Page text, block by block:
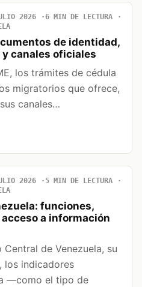
2026
6 MIN DE LECTURA
de identidad,
canales oficiales
los trámites de cédula
migratorios que ofrece,
canales…
2026
5 MIN DE LECTURA
funciones,
a información
de Venezuela, su
los indicadores
—como el tipo de